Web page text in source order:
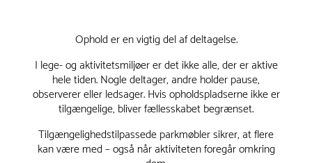
Ophold er en vigtig del af deltagelse.
I lege- og aktivitetsmiljøer er det ikke alle, der er aktive
hele tiden. Nogle deltager, andre holder pause,
observerer eller ledsager. Hvis opholdspladserne ikke er
tilgængelige, bliver fællesskabet begrænset.
Tilgængelighedstilpassede parkmøbler sikrer, at flere
kan være med – også når aktiviteten foregår omkring